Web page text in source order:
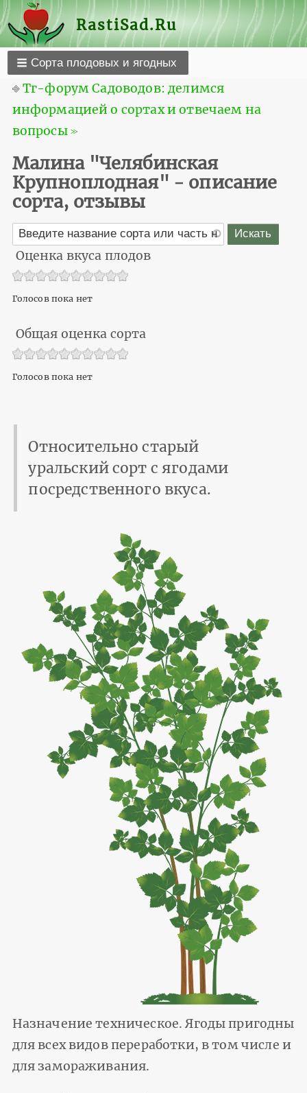
RastiSad.Ru
Сорта плодовых и ягодных
⎆Тг-форум Садоводов: делимся
информацией о сортах и отвечаем на
вопросы ≫
Малина "Челябинская
Крупноплодная" - описание
сорта, отзывы
Оценка вкуса плодов
Голосов пока нет
Общая оценка сорта
Голосов пока нет
Относительно старый
уральский сорт с ягодами
посредственного вкуса.
Назначение техническое. Ягоды пригодны
для всех видов переработки, в том числе и
для замораживания.